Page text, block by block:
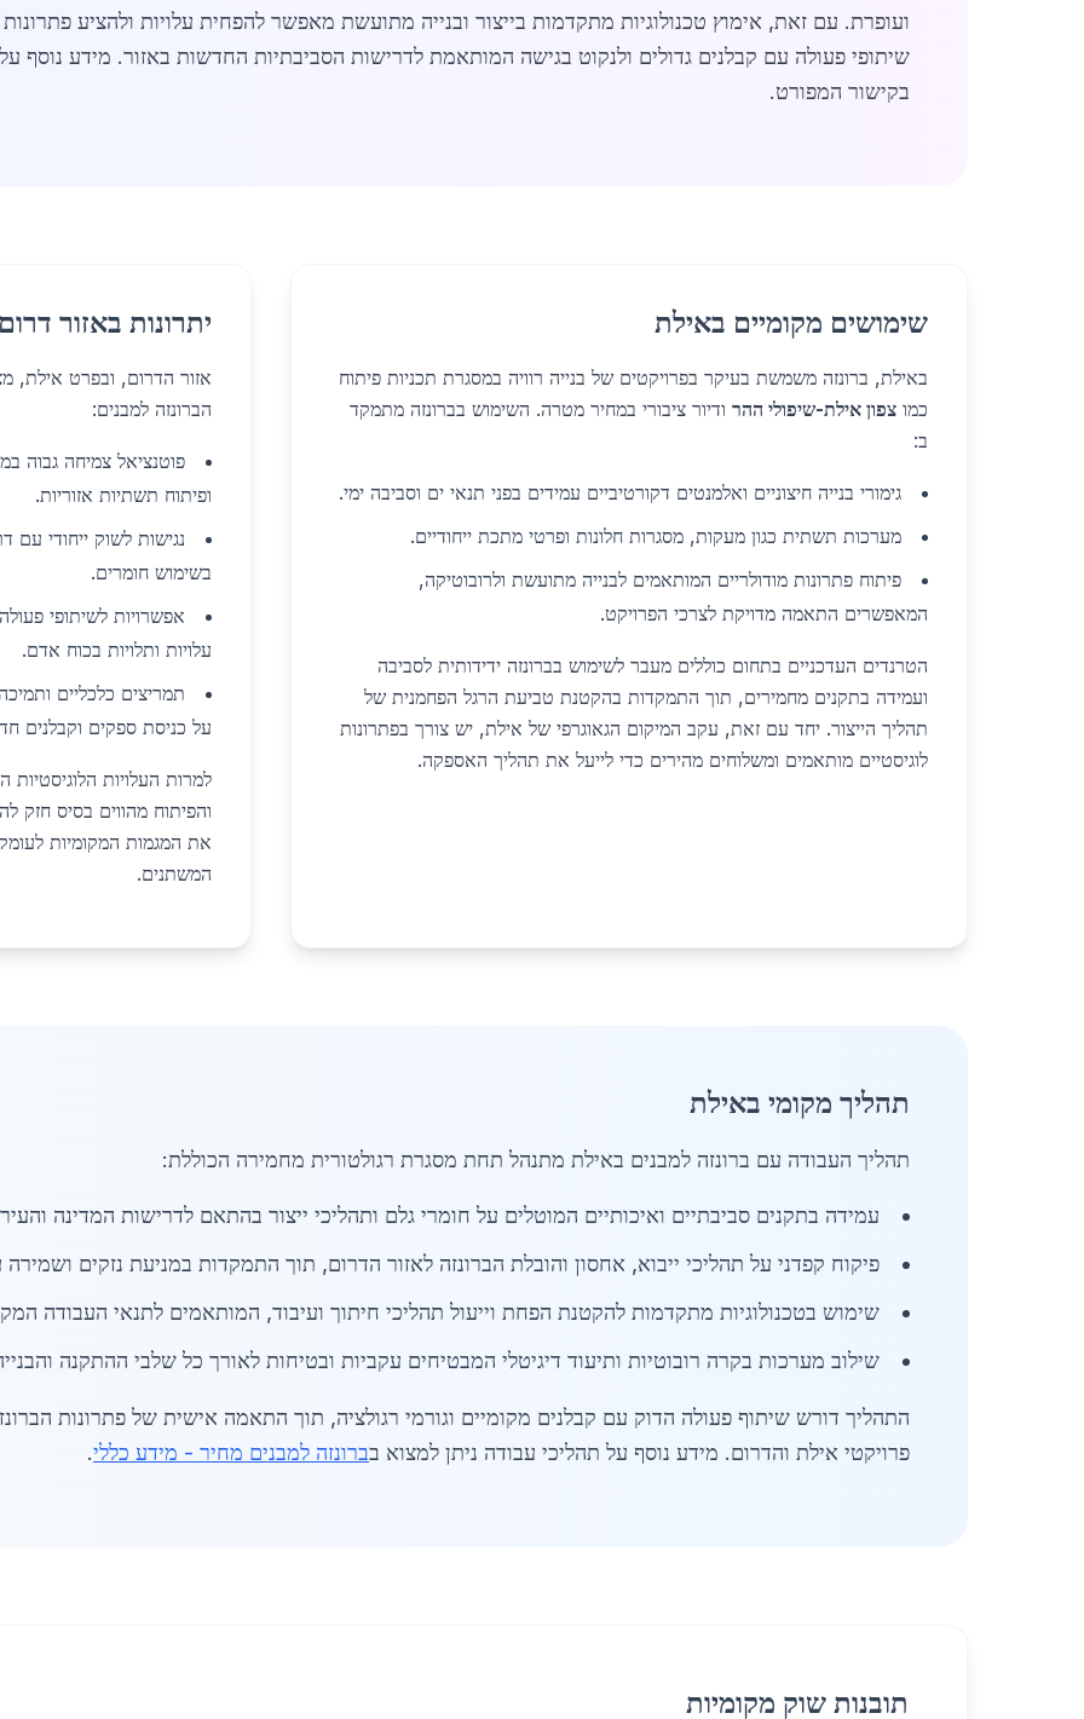
ועופרת. עם זאת, אימוץ טכנולוגיות מתקדמות בייצור ובנייה מתועשת מאפשר להפחית עלויות ולהציע
שיתופי פעולה עם קבלנים גדולים ולנקוט בגישה המותאמת לדרישות הסביבתיות החדשות באזור. מידע נוסף
בקישור המפורט.
שימושים מקומיים באילת
באילת, ברונזה משמשת בעיקר בפרויקטים של בנייה רוויה במסגרת תכניות פיתוח
כמו צפון אילת-שיפולי ההר ודיור ציבורי במחיר מטרה. השימוש בברונזה מתמקד
ב:
גימורי בנייה חיצוניים ואלמנטים דקורטיביים עמידים בפני תנאי ים וסביבה ימי.
מערכות תשתית כגון מעקות, מסגרות חלונות ופרטי מתכת ייחודיים.
פיתוח פתרונות מודולריים המותאמים לבנייה מתועשת ולרובוטיקה,
המאפשרים התאמה מדויקת לצרכי הפרויקט.
הטרנדים העדכניים בתחום כוללים מעבר לשימוש בברונזה ידידותית לסביבה
ועמידה בתקנים מחמירים, תוך התמקדות בהקטנת טביעת הרגל הפחמנית של
תהליך הייצור. יחד עם זאת, עקב המיקום הגאוגרפי של אילת, יש צורך בפתרונות
לוגיסטיים מותאמים ומשלוחים מהירים כדי לייעל את תהליך האספקה.
יתרונות באזור
אזור הדרום, ובפרט אילת,
הברונזה למבנים:
פוטנציאל צמיחה גבוה
ופיתוח תשתיות אזוריות.
נגישות לשוק ייחודי עם
בשימוש חומרים.
אפשרויות לשיתופי
עלויות ותלויות בכוח אדם.
תמריצים כלכליים
על כניסת ספקים וקבלנים
למרות העלויות הלוגיסטיות
והפיתוח מהווים בסיס חזק
את המגמות המקומיות
המשתנים.
תהליך מקומי באילת
תהליך העבודה עם ברונזה למבנים באילת מתנהל תחת מסגרת רגולטורית מחמירה הכוללת:
עמידה בתקנים סביבתיים ואיכותיים המוטלים על חומרי גלם ותהליכי ייצור בהתאם לדרישות המדינה
פיקוח קפדני על תהליכי ייבוא, אחסון והובלת הברונזה לאזור הדרום, תוך התמקדות במניעת נזקים
שימוש בטכנולוגיות מתקדמות להקטנת הפחת וייעול תהליכי חיתוך ועיבוד, המותאמים לתנאי העבודה
שילוב מערכות בקרה רובוטיות ותיעוד דיגיטלי המבטיחים עקביות ובטיחות לאורך כל שלבי ההתקנה
התהליך דורש שיתוף פעולה הדוק עם קבלנים מקומיים וגורמי רגולציה, תוך התאמה אישית של פתרונות
פרויקטי אילת והדרום. מידע נוסף על תהליכי עבודה ניתן למצוא בברונזה למבנים מחיר - מידע כללי.
תובנות שוק מקומיות